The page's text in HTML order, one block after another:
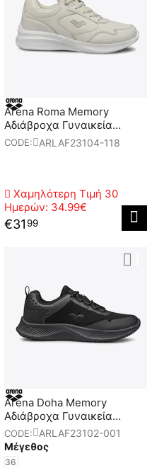
Arena Roma Memory
Αδιάβροχα Γυναικεία
Παπούτσια
CODE: ARLAF23104-118
Χαμηλότερη Τιμή 30
Ημερών: 34.99€
€31 99
Arena Doha Memory
Αδιάβροχα Γυναικεία
Παπούτσια
CODE:
ARLAF23102-001
Μέγεθος
36